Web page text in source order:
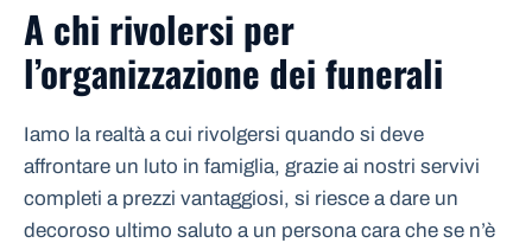
A chi rivolersi per
l’organizzazione dei funerali
Iamo la realtà a cui rivolgersi quando si deve
affrontare un luto in famiglia, grazie ai nostri servivi
completi a prezzi vantaggiosi, si riesce a dare un
decoroso ultimo saluto a un persona cara che se n’è